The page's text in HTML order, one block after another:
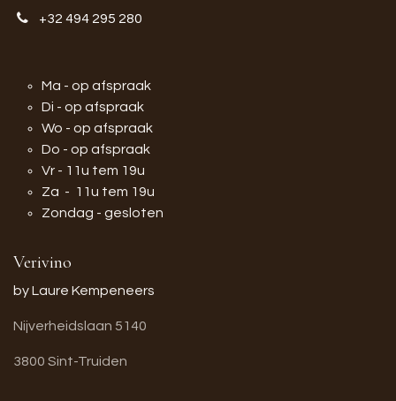
+32 494 295 280
Ma - op afspraak
Di - op afspraak
Wo - op afspraak
Do - op afspraak
Vr - 11u tem 19u
Za - 11u tem 19u
Zondag - gesloten
Verivino
by Laure Kempeneers
Nijverheidslaan 5140
3800 Sint-Truiden